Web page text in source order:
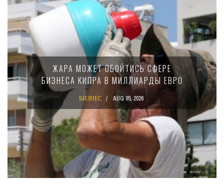
МИНФИН КИПРА ПЕРЕПИСАЛ ЗАКОН О
15-ПРОЦЕНТНОМ НАЛОГЕ ДЛЯ
КРУПНЫХ МЕЖДУНАРОДНЫХ
КОМПАНИЙ
БИЗНЕС AUG 02, 2026